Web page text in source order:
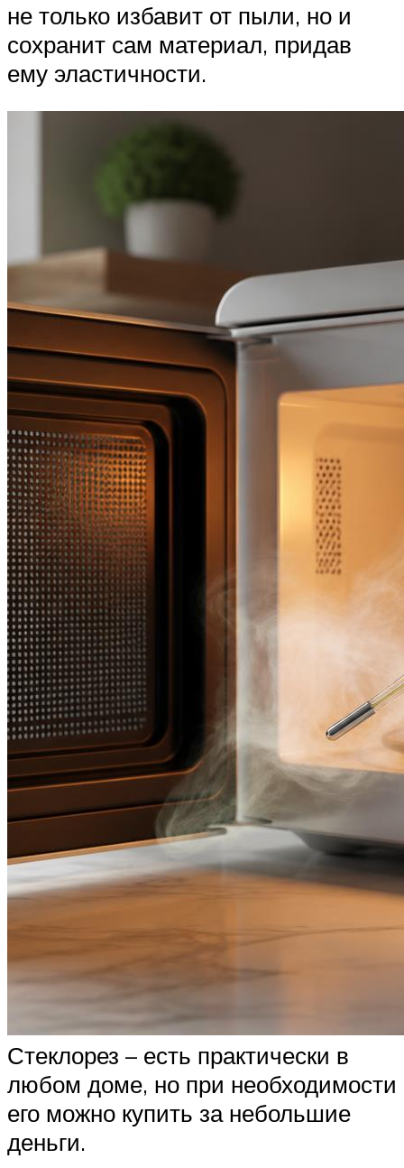
не только избавит от пыли, но и
сохранит сам материал, придав
ему эластичности.
Стеклорез – есть практически в
любом доме, но при необходимости
его можно купить за небольшие
деньги.